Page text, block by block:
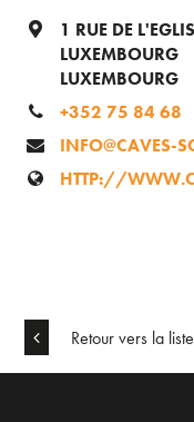
1 RUE DE
LUXEMBOURG
LUXEMBOURG
+352 75 84 68
INFO@CAVES-
HTTP://
Retour vers la